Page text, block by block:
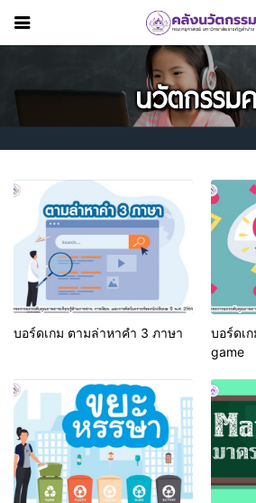
นวัตกรรม
บอร์ดเกม ตามล่าหาคำ 3 ภาษา
บอร์ดเ
game